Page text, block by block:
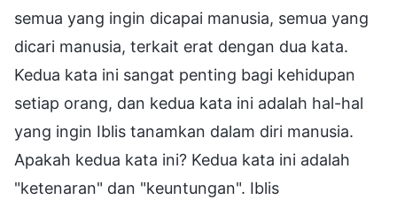
semua yang ingin dicapai manusia, semua yang
dicari manusia, terkait erat dengan dua kata.
Kedua kata ini sangat penting bagi kehidupan
setiap orang, dan kedua kata ini adalah hal-hal
yang ingin Iblis tanamkan dalam diri manusia.
Apakah kedua kata ini? Kedua kata ini adalah
"ketenaran" dan "keuntungan". Iblis